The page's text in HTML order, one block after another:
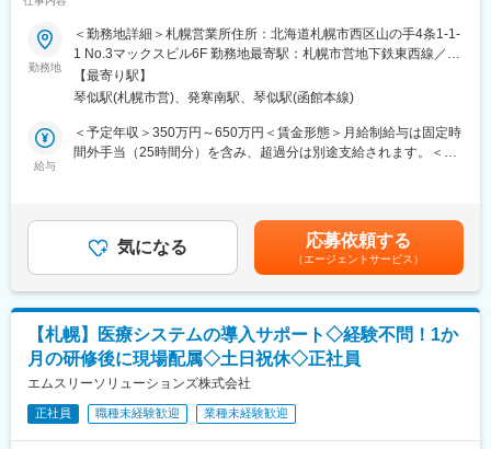
す。車いす一つをとっても、長期にわたり身体の一部としてご利
用いただくため、お客様一人ひとりに合わせた最適な提案をし、
使い勝手の良さを追究していきます。お客様一人ひとりのご要望
をきちんと吸い取り形にしていった結果、ご提案した福祉用具を
軽くなったりし、感謝のお言葉を頂ける瞬間は大きなやりがいだ
と言えます。
ック長と昇格することが可能です。
車いすの設計・製造・販売を総合的に手掛ける、売上高103億円
の三貴グループで、同社はご利用者様への直接販売やレンタル事
業を行っています。業界内での知名度・信頼度は高く、老人ホー
ムや福祉施設をはじめ、全国の官公庁や病院などと幅広く取引実
績を持ち、安定成長を続けています。
変更の範囲：会社の定める業務
■業務概要
当社は創業100年以上の歴史を持つ医療機器専門メーカー・商社
です。本ポジションでは、札幌営業所にて代理店を通じて脳神経
外科・耳鼻科領域を中心とした医療機器の提案営業を担当してい
ただきます。営業範囲は札幌市内が中心ですが、道内全域をカバ
ーし、必要に応じて函館や釧路などへの出張も発生します。
築、ニーズヒアリング
・新製品や改良品の知識習得および代理店・医療現場への情報提
・業務効率化や営業戦略の立案・実行
コミュニケーション力を活かし、現場の声を的確にキャッチし、
最適な提案を行います。
■扱うサービス
主に脳神経外科・耳鼻科向け手術用器具・消耗品等。新製品のリ
リースも多く、知識のアップデートが重要です。
勤務地
＜勤務地詳細＞札幌営業所住所：北海道札幌市西区山の手4条1-1-
1 No.3マックスビル6F 勤務地最寄駅：札幌市営地下鉄東西線／琴
似駅受動喫煙対策：屋内全面禁煙変更の範囲：会社の定める事業
所
【最寄り駅】
琴似駅(札幌市営)、発寒南駅、琴似駅(函館本線)
給与
＜予定年収＞350万円～650万円＜賃金形態＞月給制給与は固定時
間外手当（25時間分）を含み、超過分は別途支給されます。＜賃
（一律手当を含む）＜昇給有無＞有＜残業手当＞有＜給与補足＞■
賞与：年2回賃金はあくまでも目安の金額であり、選考を通じて上
下する可能性があります。月給(月額)は固定手当を含めた表記で
す。
気になる 応募依頼する
（エージェントサービス）
【札幌】医療システムの導入サポート◇経験不問！1か
月の研修後に現場配属◇土日祝休◇正社員
エムスリーソリューションズ株式会社
正社員 職種未経験歓迎 業種未経験歓迎